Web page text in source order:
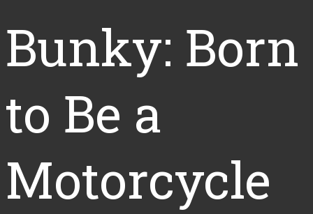
Bunky: Born
to Be a
Motorcycle